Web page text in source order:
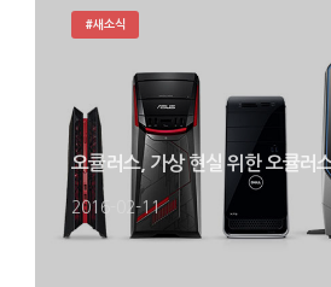
오큘러스, 가상 현실 위한 오큘러
2016-02-11
#새소식